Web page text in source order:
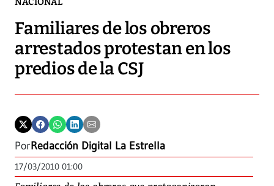
Familiares de los obreros
arrestados protestan en los
predios de la CSJ
PorRedacción Digital La Estrella
17/03/2010 01:00